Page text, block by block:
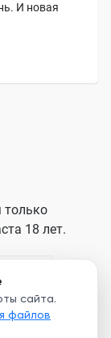
сайта.
файлов
И новая
только
18 лет.